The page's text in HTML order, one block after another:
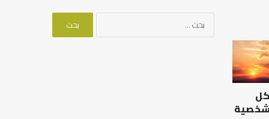
الرصيد
التربوي
والطفولة
المبكرة
..
كيف
شخصية
البحث